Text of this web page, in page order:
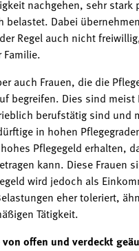
nachgehen, sehr stark
belastet. Dabei
Regel auch nicht
Familie.
auch Frauen, die die
begreifen. Dies sind
berufstätig sind und
in hohen
Pflegegeld erhalten,
kann. Diese Frauen
wird jedoch als
eher toleriert,
Tätigkeit.
von offen und verdeckt